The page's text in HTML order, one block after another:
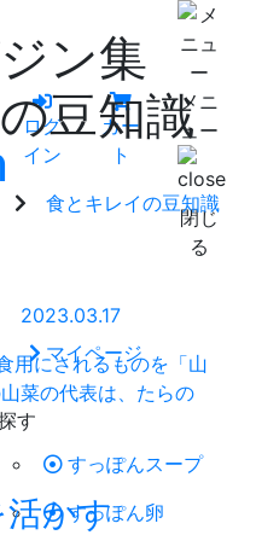
ログ
イン
カー
ト
メニ
ュー
閉じ
る
マイページ
す
すっぽんスープ
すっぽん卵
ン集
豆知識
食とキレイの豆知識
2023.03.17
用にされるものを「山
菜の代表は、たらの
かす